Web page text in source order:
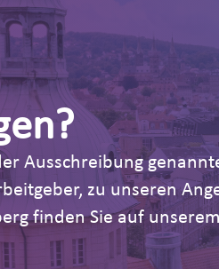
Ausschreibung
zu unseren
finden Sie auf